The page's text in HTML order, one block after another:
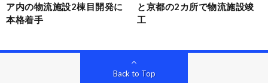
ア内の物流施設2棟目開発に
本格着手
と京都の2カ所で物流施設竣
工
Back to Top